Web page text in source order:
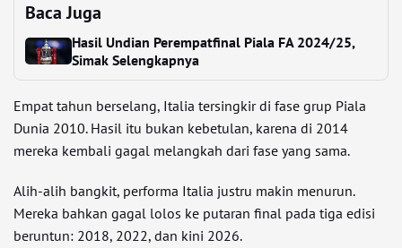
Baca Juga
Hasil Undian Perempatfinal Piala FA 2024/25,
Simak Selengkapnya
Empat tahun berselang, Italia tersingkir di fase grup Piala
Dunia 2010. Hasil itu bukan kebetulan, karena di 2014
mereka kembali gagal melangkah dari fase yang sama.
Alih-alih bangkit, performa Italia justru makin menurun.
Mereka bahkan gagal lolos ke putaran final pada tiga edisi
beruntun: 2018, 2022, dan kini 2026.